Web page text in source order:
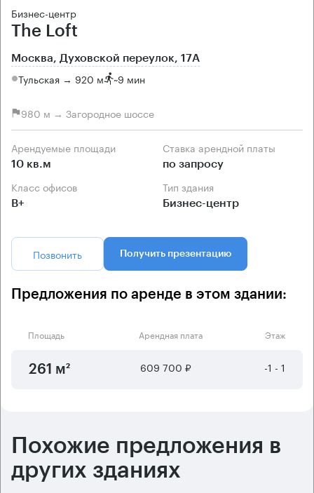
Бизнес-центр
The Loft
Москва, Духовской переулок, 17А
Тульская → 920 м ~9 мин
980 м → Загородное шоссе
Арендуемые площади
10 кв.м
Ставка арендной платы
по запросу
Класс офисов
B+
Тип здания
Бизнес-центр
Позвонить Получить презентацию
Предложения по аренде в этом здании:
Площадь Арендная плата Этаж
261 м² 609 700 ₽ -1 - 1
Похожие предложения в
других зданиях